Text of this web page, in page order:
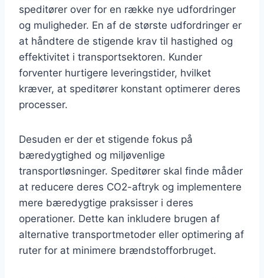
speditører over for en række nye udfordringer
og muligheder. En af de største udfordringer er
at håndtere de stigende krav til hastighed og
effektivitet i transportsektoren. Kunder
forventer hurtigere leveringstider, hvilket
kræver, at speditører konstant optimerer deres
processer.
Desuden er der et stigende fokus på
bæredygtighed og miljøvenlige
transportløsninger. Speditører skal finde måder
at reducere deres CO2-aftryk og implementere
mere bæredygtige praksisser i deres
operationer. Dette kan inkludere brugen af
alternative transportmetoder eller optimering af
ruter for at minimere brændstofforbruget.